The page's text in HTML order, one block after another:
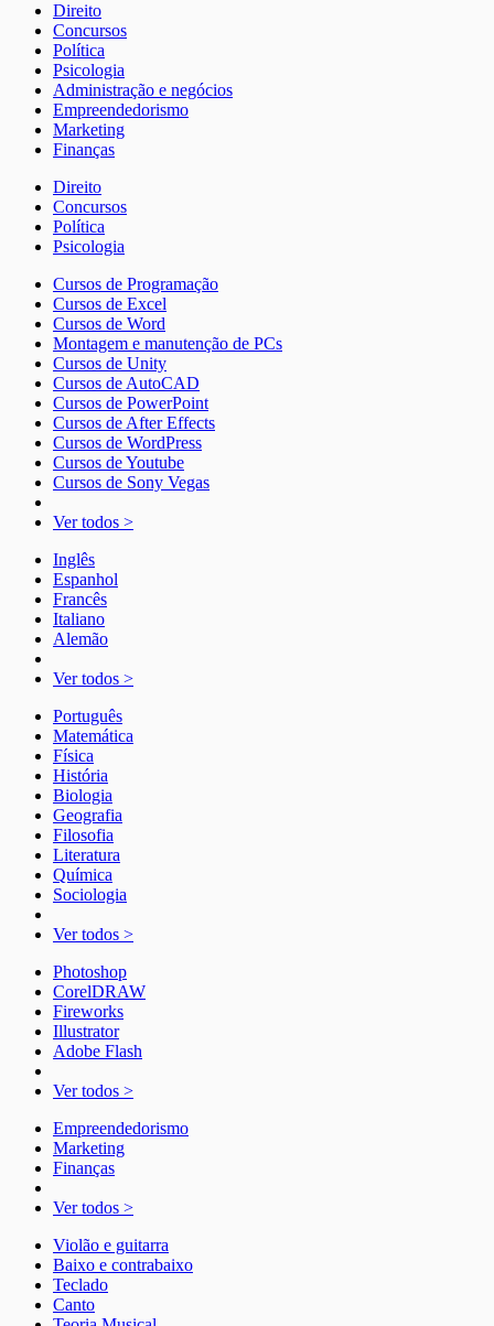
Direito
Concursos
Política
Psicologia
Administração e negócios
Empreendedorismo
Marketing
Finanças
Direito
Concursos
Política
Psicologia
Cursos de Programação
Cursos de Excel
Cursos de Word
Montagem e manutenção de PCs
Cursos de Unity
Cursos de AutoCAD
Cursos de PowerPoint
Cursos de After Effects
Cursos de WordPress
Cursos de Youtube
Cursos de Sony Vegas
Ver todos >
Inglês
Espanhol
Francês
Italiano
Alemão
Ver todos >
Português
Matemática
Física
História
Biologia
Geografia
Filosofia
Literatura
Química
Sociologia
Ver todos >
Photoshop
CorelDRAW
Fireworks
Illustrator
Adobe Flash
Ver todos >
Empreendedorismo
Marketing
Finanças
Ver todos >
Violão e guitarra
Baixo e contrabaixo
Teclado
Canto